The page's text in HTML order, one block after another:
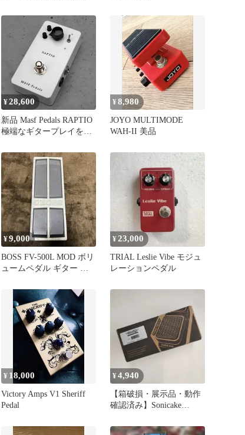
¥28,600
新品 Masf Pedals RAPTIO
極端なギタープレイを目
ルド エフェクトペダル
¥8,980
JOYO MULTIMODE
WAH-II 美品
¥9,000
BOSS FV-500L MOD ボリ
ュームペダル ギター ベ
¥23,000
TRIAL Leslie Vibe モジュ
レーションペダル
¥ 18,000
Victory Amps V1 Sheriff
Pedal
¥4,940
【箱破損・展示品・動作
確認済み】Sonicake
ペダル